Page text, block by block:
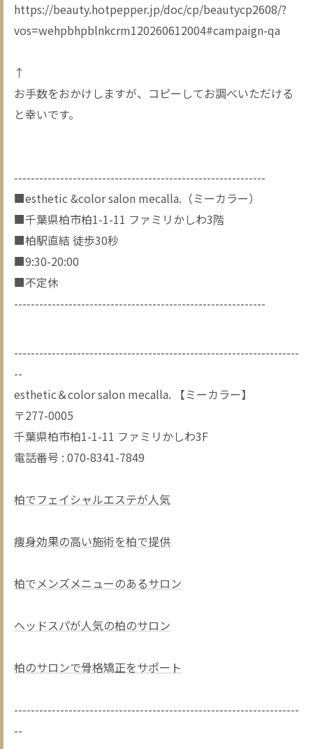
https://beauty.hotpepper.jp/doc/cp/beautycp2608/?
vos=wehpbhpblnkcrm120260612004#campaign-qa
↑
お手数をおかけしますが、コピーしてお調べいただける
と幸いです。
------------------------------------------------------------
■esthetic &color salon mecalla.（ミーカラー）
■千葉県柏市柏1-1-11 ファミリかしわ3階
■柏駅直結 徒歩30秒
■9:30-20:00
■不定休
------------------------------------------------------------
--------------------------------------------------------------------
--
esthetic＆color salon mecalla. 【ミーカラー】
〒277-0005
千葉県柏市柏1-1-11 ファミリかしわ3F
電話番号 : 070-8341-7849
柏でフェイシャルエステが人気
痩身効果の高い施術を柏で提供
柏でメンズメニューのあるサロン
ヘッドスパが人気の柏のサロン
柏のサロンで骨格矯正をサポート
--------------------------------------------------------------------
--